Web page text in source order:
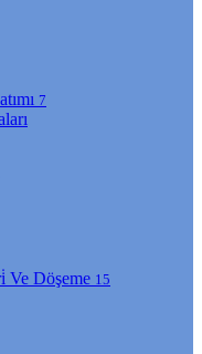
7
Ve Döşeme 15